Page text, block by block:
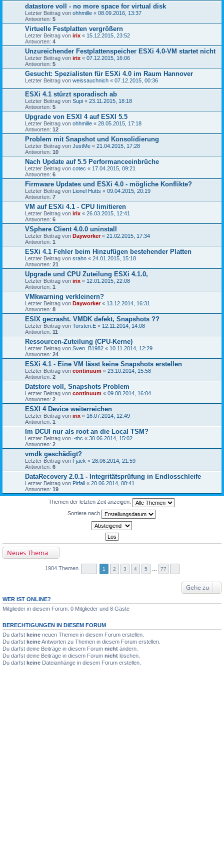
datastore voll - no more space for virtual disk
Letzter Beitrag von ohhmille « 08.09.2016, 13:37
Antworten: 5
Virtuelle Festplatten vergrößern
Letzter Beitrag von irix « 15.12.2015, 23:52
Antworten: 4
Unzureichender Festplattenspeicher ESXi 4.0-VM startet nicht
Letzter Beitrag von irix « 07.12.2015, 16:06
Antworten: 5
Gesucht: Spezialisten für ESXi 4.0 im Raum Hannover
Letzter Beitrag von weissauchnich « 07.12.2015, 00:36
ESXi 4.1 stürzt sporadisch ab
Letzter Beitrag von Supi « 23.11.2015, 18:18
Antworten: 5
Upgrade von ESXI 4 auf ESXI 5.5
Letzter Beitrag von ohhmille « 28.05.2015, 17:18
Antworten: 12
Problem mit Snapshot und Konsolidierung
Letzter Beitrag von JustMe « 21.04.2015, 17:28
Antworten: 10
Nach Update auf 5.5 Performanceeinbrüche
Letzter Beitrag von cotec « 17.04.2015, 09:21
Antworten: 6
Firmware Updates und ESXi 4.0 - mögliche Konflikte?
Letzter Beitrag von Lionel Hutts « 09.04.2015, 20:19
Antworten: 7
VM auf ESXi 4.1 - CPU limitieren
Letzter Beitrag von irix « 26.03.2015, 12:41
Antworten: 6
VSphere Client 4.0.0 uninstall
Letzter Beitrag von Dayworker« 21.02.2015, 17:34
Antworten: 1
ESXi 4.1 Fehler beim Hinzufügen bestehender Platten
Letzter Beitrag von srahn « 24.01.2015, 15:18
Antworten: 21
Upgrade und CPU Zuteilung ESXi 4.1.0,
Letzter Beitrag von irix « 12.01.2015, 22:08
Antworten: 1
VMkwarning verkleinern?
Letzter Beitrag von Dayworker« 13.12.2014, 16:31
Antworten: 8
ESIX gecrasht. VMDK defekt, Snapshots ??
Letzter Beitrag von Torsten.E « 12.11.2014, 14:08
Antworten: 11
Ressourcen-Zuteilung (CPU-Kerne)
Letzter Beitrag von Sven_B1982 « 10.11.2014, 12:29
Antworten: 24
ESXi 4.1 - Eine VM lässt keine Snapshots erstellen
Letzter Beitrag von continuum « 23.10.2014, 15:58
Antworten: 2
Datstore voll, Snapshots Problem
Letzter Beitrag von continuum « 09.08.2014, 16:04
Antworten: 2
ESXI 4 Device weiterreichen
Letzter Beitrag von irix « 16.07.2014, 12:49
Antworten: 1
Im DCUI nur als root an die Local TSM?
Letzter Beitrag von ~thc « 30.06.2014, 15:02
Antworten: 2
vmdk geschädigt?
Letzter Beitrag von Fjack « 28.06.2014, 21:59
Antworten: 6
DataRecovery 2.0.1 - Integritätsprüfung in Endlosschleife
Letzter Beitrag von Pitfall « 20.06.2014, 08:41
Antworten: 19
Themen der letzten Zeit anzeigen:
Sortiere nach
Neues Thema
1904 Themen 1 2 3 4 5 77
Gehe zu
WER IST ONLINE?
Mitglieder in diesem Forum: 0 Mitglieder und 8 Gäste
BERECHTIGUNGEN IN DIESEM FORUM
Du darfst keine neuen Themen in diesem Forum erstellen.
Du darfst keineAntworten zu Themen in diesem Forum erstellen.
Du darfst deine Beiträge in diesem Forum nicht ändern.
Du darfst deine Beiträge in diesem Forum nicht löschen.
Du darfst keine Dateianhänge in diesem Forum erstellen.